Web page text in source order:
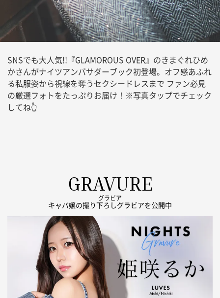
SNSでも大人気!!『GLAMOROUS OVER』のきまぐれひめ
かさんがナイツアンバサダーブック初登場。オフ感あふれ
る私服姿から視線を奪うセクシードレスまで ファン必見
の厳選フォトをたっぷりお届け！※写真タップでチェック
してね👆
GRAVURE
グラビア
キャバ嬢の撮り下ろしグラビアを公開中